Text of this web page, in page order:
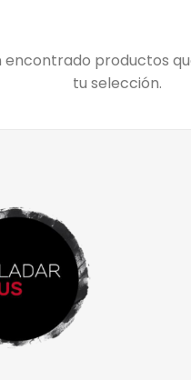
encontrado productos
tu selección.